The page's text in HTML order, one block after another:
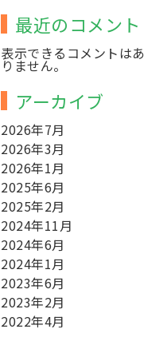
最近のコメント
表示できるコメントはあ
りません。
アーカイブ
2026年7月
2026年3月
2026年1月
2025年6月
2025年2月
2024年11月
2024年6月
2024年1月
2023年6月
2023年2月
2022年4月